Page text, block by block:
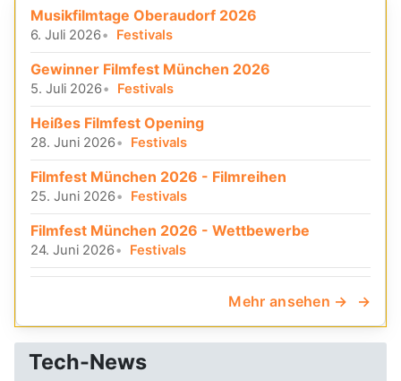
Musikfilmtage Oberaudorf 2026
6. Juli 2026 Festivals
Gewinner Filmfest München 2026
5. Juli 2026 Festivals
Heißes Filmfest Opening
28. Juni 2026 Festivals
Filmfest München 2026 - Filmreihen
25. Juni 2026 Festivals
Filmfest München 2026 - Wettbewerbe
24. Juni 2026 Festivals
Mehr ansehen →
Tech-News